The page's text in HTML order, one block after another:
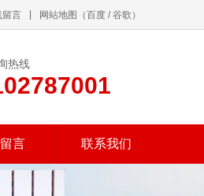
留言 网站地图 （百度 /谷歌 ）
热线
言 联系我们